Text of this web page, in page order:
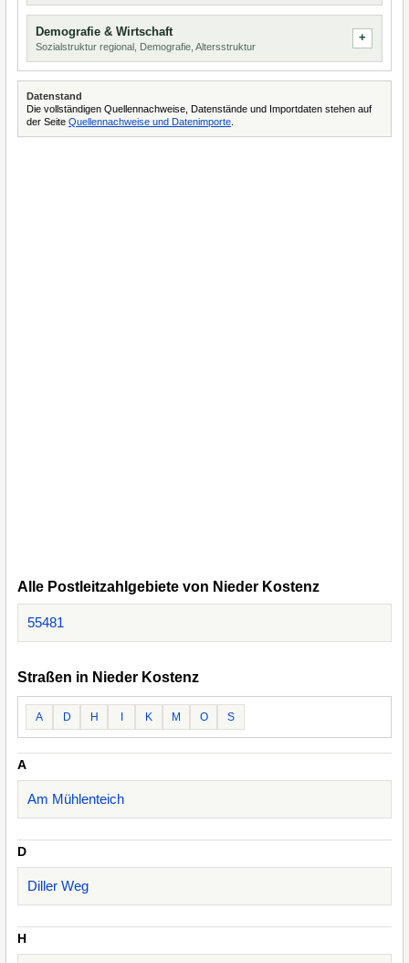
Demografie & Wirtschaft
Sozialstruktur regional, Demografie, Altersstruktur
Datenstand
Die vollständigen Quellennachweise, Datenstände und Importdaten stehen auf
der Seite Quellennachweise und Datenimporte
Alle Postleitzahlgebiete von Nieder Kostenz
55481
Straßen in Nieder Kostenz
A D H K M O S
A
Am Mühlenteich
D
Diller Weg
H